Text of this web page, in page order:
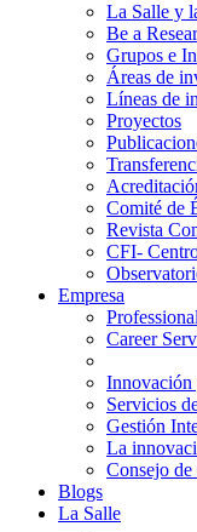
La Salle y
Be a
Grupos e
Áreas de
Líneas de
Proyectos
Comité de
Revista
CFI-
Empresa
Career
Servicios
Gestión
La
Consejo de
Blogs
La Salle